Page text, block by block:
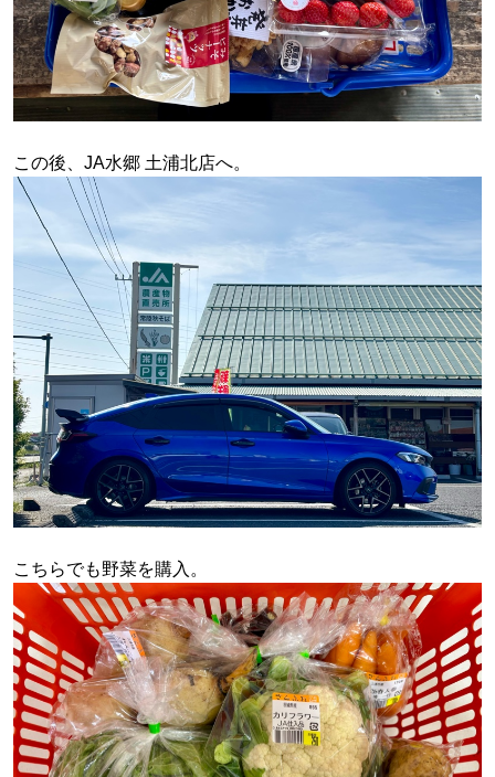
この後、JA水郷 土浦北店へ。
こちらでも野菜を購入。